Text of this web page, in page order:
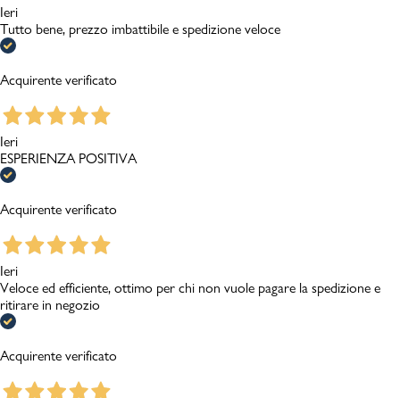
Ieri
Tutto bene, prezzo imbattibile e spedizione veloce
Acquirente verificato
Ieri
ESPERIENZA POSITIVA
Acquirente verificato
Ieri
Veloce ed efficiente, ottimo per chi non vuole pagare la spedizione e
ritirare in negozio
Acquirente verificato